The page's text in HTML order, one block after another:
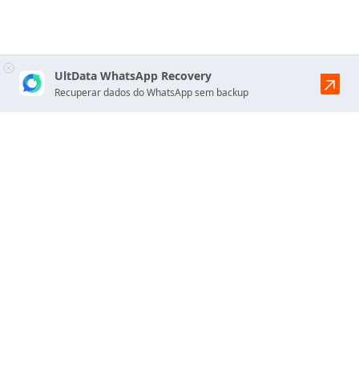
UltData WhatsApp Recovery
Recuperar dados do WhatsApp sem backup